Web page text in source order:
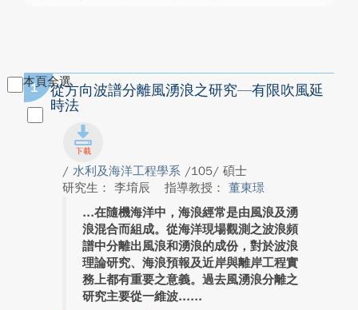
本頁全選
1
從方向波譜分離風湧浪之研究—有限吹風延
時法
/ 水利及海洋工程學系 /105/ 碩士
研究生： 李堉辰
指導教授： 董東璟
在隨機海洋中，海浪經常是由風浪及湧
浪混合而組成。從海洋現場觀測之波浪頻
譜中分離出風浪和湧浪的成份，對於波浪
理論研究、海浪預報及近岸與離岸工程實
務上都有重要之意義。過去風湧浪分離之
研究主要從一維波...